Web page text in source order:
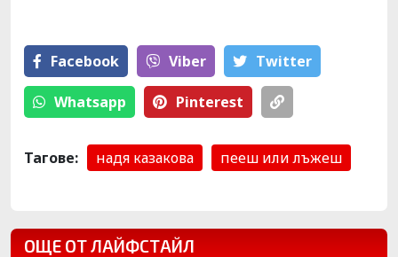
Facebook Viber Тwitter
Whatsapp Pinterest
Тагове: надя казакова пееш или лъжеш
ОЩЕ ОТ ЛАЙФСТАЙЛ